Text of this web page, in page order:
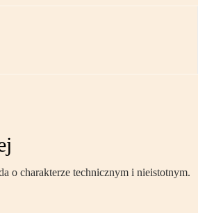
o charakterze technicznym i nieistotnym.